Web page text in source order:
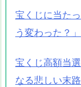
宝くじに当た
う変わった？」
宝くじ高額当
なる悲しい末路